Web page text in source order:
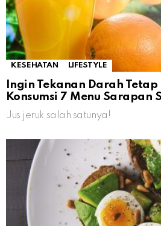
KESEHATAN LIFESTYLE
Ingin Tekanan Darah
Konsumsi 7 Menu Sarapan
Jus jeruk salah satunya!